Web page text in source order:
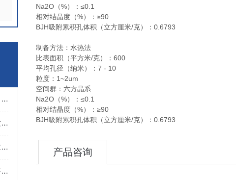
纳米检测显微镜集多功能于一体，实现超大范围测量
正置式生物荧光成像系统的呈像质量究竟有多高？
影响激光粒度分析仪精度的因素主要有这些
数码荧光显微镜观察标本的制备要求有哪些？
Na2O（%）：≤0.1
相对结晶度（%）：≥90
BJH吸附累积孔体积（立方厘米/克）：0.6793
制备方法：水热法
比表面积（平方米/克）：600
平均孔径（纳米）：7 - 10
粒度：1~2um
空间群：六方晶系
Na2O（%）：≤0.1
相对结晶度（%）：≥90
BJH吸附累积孔体积（立方厘米/克）：0.6793
产品咨询